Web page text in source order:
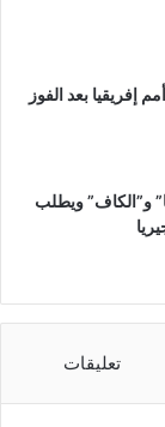
إفريقيا بعد الفوز
و”الكاف” ويطلب
تعليقات